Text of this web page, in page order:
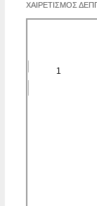
ΧΑΙΡΕΤΙΣΜΟΣ